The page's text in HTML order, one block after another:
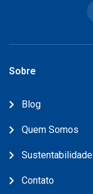
Sobre
Blog
Quem Somos
Sustentabilidade
Contato